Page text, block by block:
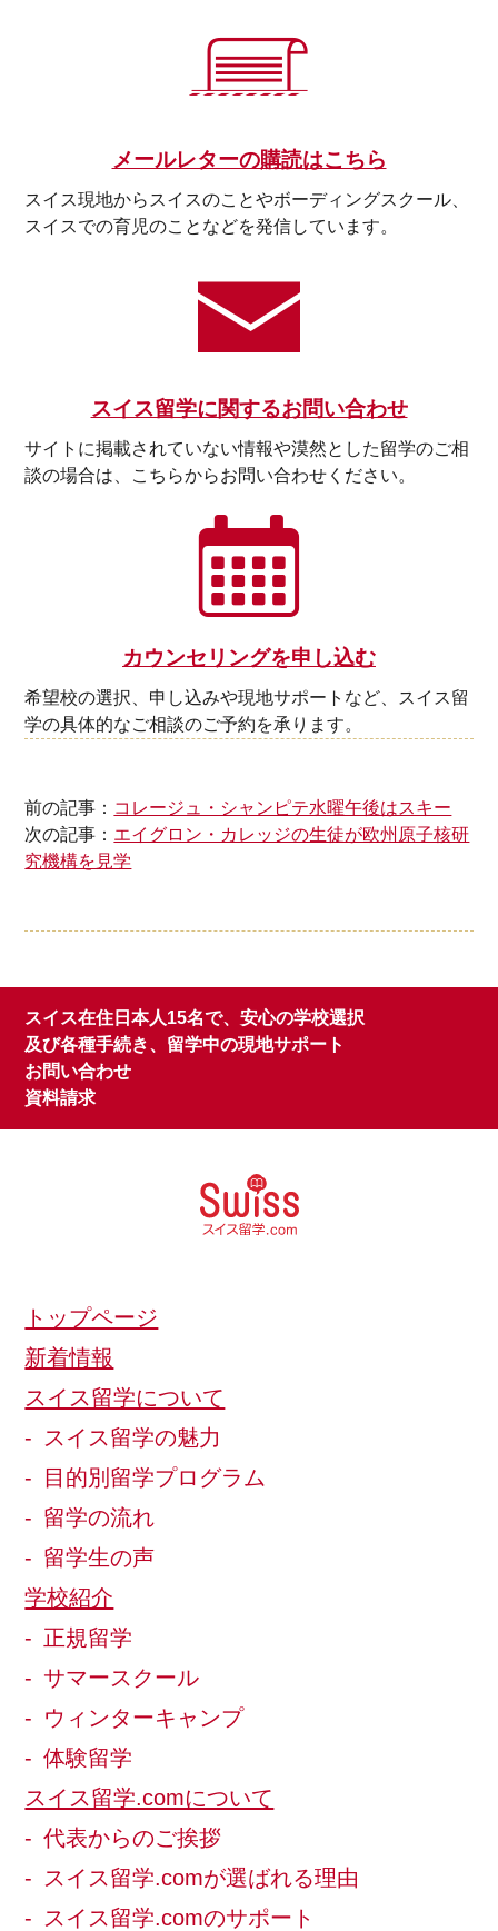
メールレターの購読はこちら
スイス現地からスイスのことやボーディングスクール、
スイスでの育児のことなどを発信しています。
スイス留学に関するお問い合わせ
サイトに掲載されていない情報や漠然とした留学のご相
談の場合は、こちらからお問い合わせください。
カウンセリングを申し込む
希望校の選択、申し込みや現地サポートなど、スイス留
学の具体的なご相談のご予約を承ります。
前の記事： コレージュ・シャンピテ水曜午後はスキー
次の記事： エイグロン・カレッジの生徒が欧州原子核研
究機構を見学
スイス在住日本人15名で、安心の学校選択
及び各種手続き、留学中の現地サポート
お問い合わせ
資料請求
トップページ
新着情報
スイス留学について
スイス留学の魅力
目的別留学プログラム
留学の流れ
留学生の声
学校紹介
正規留学
サマースクール
ウィンターキャンプ
体験留学
スイス留学.comについて
代表からのご挨拶
スイス留学.comが選ばれる理由
スイス留学.comのサポート